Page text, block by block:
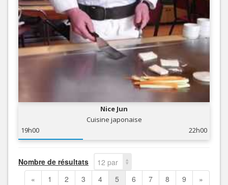
Nice Jun
Cuisine japonaise
19h00
22h00
Nombre de résultats
12 par
page
« 1 2 3 4 5 6 7 8 9 »